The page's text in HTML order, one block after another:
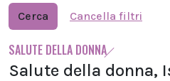
Cerca Cancella filtri
SALUTE DELLA DONNA
Salute della donna,